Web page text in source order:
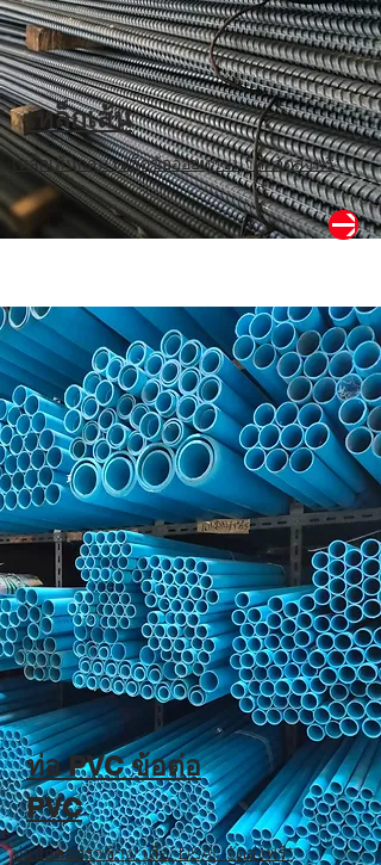
เหล็กเส้น
เหล็กเส้นกลม เหล็กข้ออ้อยทุกขนาด จัดส่งฟรี*
ท่อ PVC ข้อต่อ
PVC
ท่อข้อต่อตราช้าง/ เสือ/ DSAI จัดส่งฟรี*